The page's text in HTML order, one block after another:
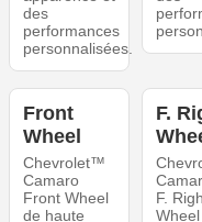
des
performances
personnalisées.
Front
Wheel
Chevrolet™
Camaro
Front Wheel
de haute
F.
F.